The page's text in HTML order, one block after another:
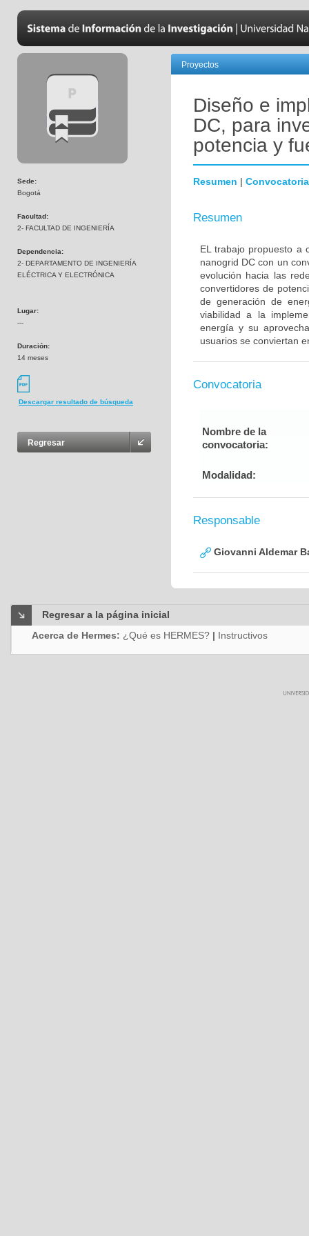
Sede:
Bogotá
Facultad:
2- FACULTAD DE INGENIERÍA
Dependencia:
2- DEPARTAMENTO DE INGENIERÍA
ELÉCTRICA Y ELECTRÓNICA
Lugar:
---
Duración:
14 meses
Descargar resultado de búsqueda
Regresar
Proyectos
Diseño e
DC, para
potencia y
Resumen | Convocatoria
Resumen
EL trabajo propuesto a
nanogrid DC con un
evolución hacia las
convertidores de
de generación de
viabilidad a la
energía y su
usuarios se conviertan
Convocatoria
Nombre de la
convocatoria:
Modalidad:
Responsable
Giovanni Aldemar
Regresar a la página inicial
Acerca de Hermes: ¿Qué es HERMES? | Instructivos